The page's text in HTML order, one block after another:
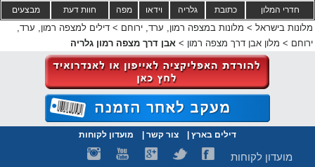
מבצעים חוות דעת מפה וידאו גלריה כתובת חדרי המלון
מלונות בישראל > מלונות במצפה רמון, ערד, ירוחם > דילים למצפה רמון, ערד,
ירוחם > מלון אבן דרך מצפה רמון > אבן דרך מצפה רמון גלריה
דילים בארץ צור קשר מועדון לקוחות
מועדון לקוחות